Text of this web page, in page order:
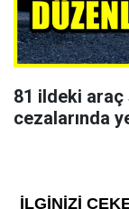
81 ildeki
cezalarında